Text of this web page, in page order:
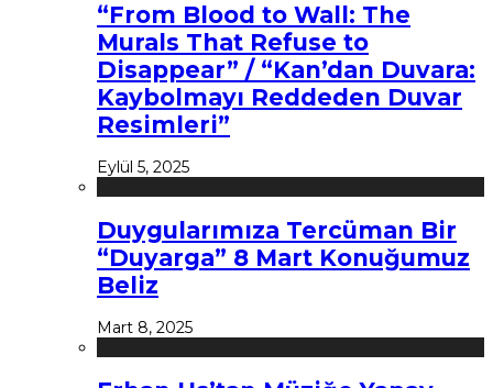
“From Blood to Wall: The
Murals That Refuse to
Disappear” / “Kan’dan Duvara:
Kaybolmayı Reddeden Duvar
Resimleri”
Eylül 5, 2025
Duygularımıza Tercüman Bir
“Duyarga” 8 Mart Konuğumuz
Beliz
Mart 8, 2025